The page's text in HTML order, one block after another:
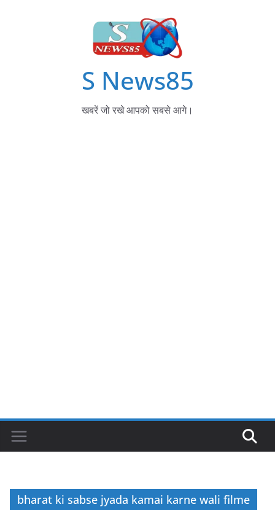
S News85
खबरें जो रखे आपको सबसे आगे।
bharat ki sabse jyada kamai karne wali filme